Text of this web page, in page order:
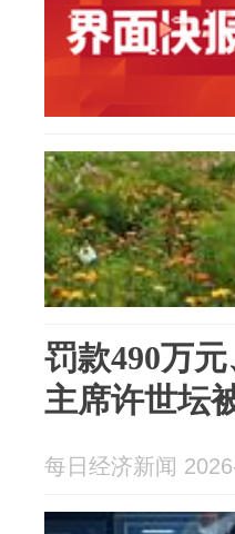
罚款490万
主席许世坛
每日经济新闻